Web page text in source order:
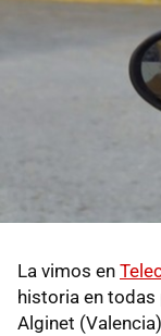
La vimos en
historia en
Alginet